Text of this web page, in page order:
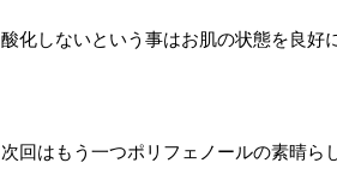
酸化しないという事はお肌の状態を良好
次回はもう一つポリフェノールの素晴ら